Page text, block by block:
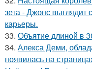
зета - Джонс выглядит
карьеры.
33. Объятие длиной в
34. Алекса Деми,
появилась на